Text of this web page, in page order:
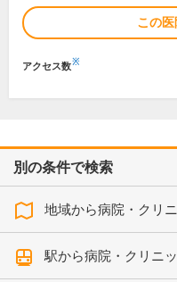
この
アクセス数※
別の条件で検索
地域から病院・クリ
駅から病院・クリニ